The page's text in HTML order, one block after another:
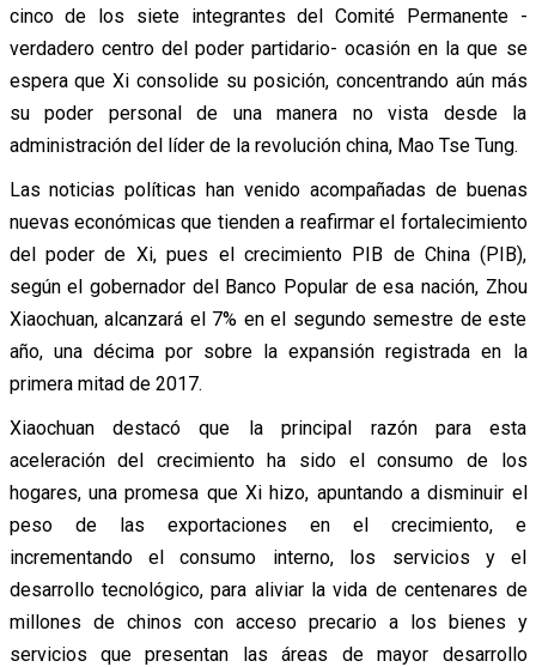
cinco de los siete integrantes del Comité Permanente -
verdadero centro del poder partidario- ocasión en la que se
espera que Xi consolide su posición, concentrando aún más
su poder personal de una manera no vista desde la
administración del líder de la revolución china, Mao Tse Tung.
Las noticias políticas han venido acompañadas de buenas
nuevas económicas que tienden a reafirmar el fortalecimiento
del poder de Xi, pues el crecimiento PIB de China (PIB),
según el gobernador del Banco Popular de esa nación, Zhou
Xiaochuan, alcanzará el 7% en el segundo semestre de este
año, una décima por sobre la expansión registrada en la
primera mitad de 2017.
Xiaochuan destacó que la principal razón para esta
aceleración del crecimiento ha sido el consumo de los
hogares, una promesa que Xi hizo, apuntando a disminuir el
peso de las exportaciones en el crecimiento, e
incrementando el consumo interno, los servicios y el
desarrollo tecnológico, para aliviar la vida de centenares de
millones de chinos con acceso precario a los bienes y
servicios que presentan las áreas de mayor desarrollo